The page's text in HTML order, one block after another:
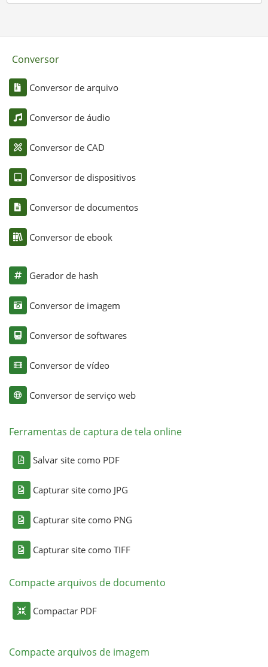
Conversor
Conversor de arquivo
Conversor de áudio
Conversor de CAD
Conversor de dispositivos
Conversor de documentos
Conversor de ebook
Gerador de hash
Conversor de imagem
Conversor de softwares
Conversor de vídeo
Conversor de serviço web
Ferramentas de captura de tela online
Salvar site como PDF
Capturar site como JPG
Capturar site como PNG
Capturar site como TIFF
Compacte arquivos de documento
Compactar PDF
Compacte arquivos de imagem